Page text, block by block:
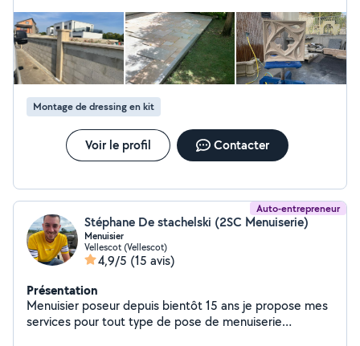
Montage de dressing en kit
Voir le profil Contacter
Auto-entrepreneur
Stéphane De stachelski (2SC Menuiserie)
Menuisier
Vellescot (Vellescot)
4,9/5 (15 avis)
Présentation
Menuisier poseur depuis bientôt 15 ans je propose mes
services pour tout type de pose de menuiserie